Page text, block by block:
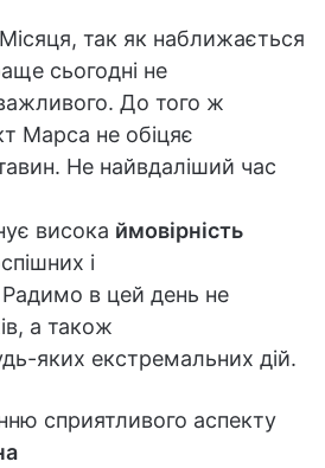
так як наближається
сьогодні не
До того ж
Марса не обіцяє
Не найвдаліший час
висока ймовірність
і
Радимо в цей день не
а також
яких екстремальних дій.
сприятливого аспекту